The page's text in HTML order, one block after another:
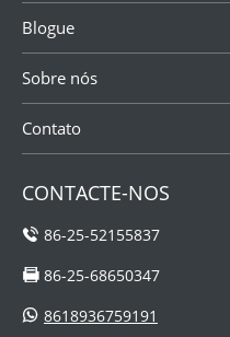
Blogue
Sobre nós
Contato
CONTACTE-NOS
86-25-52155837
86-25-68650347
8618936759191